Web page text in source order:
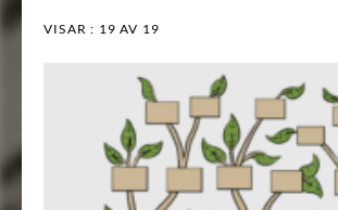
VISAR : 19 AV 19